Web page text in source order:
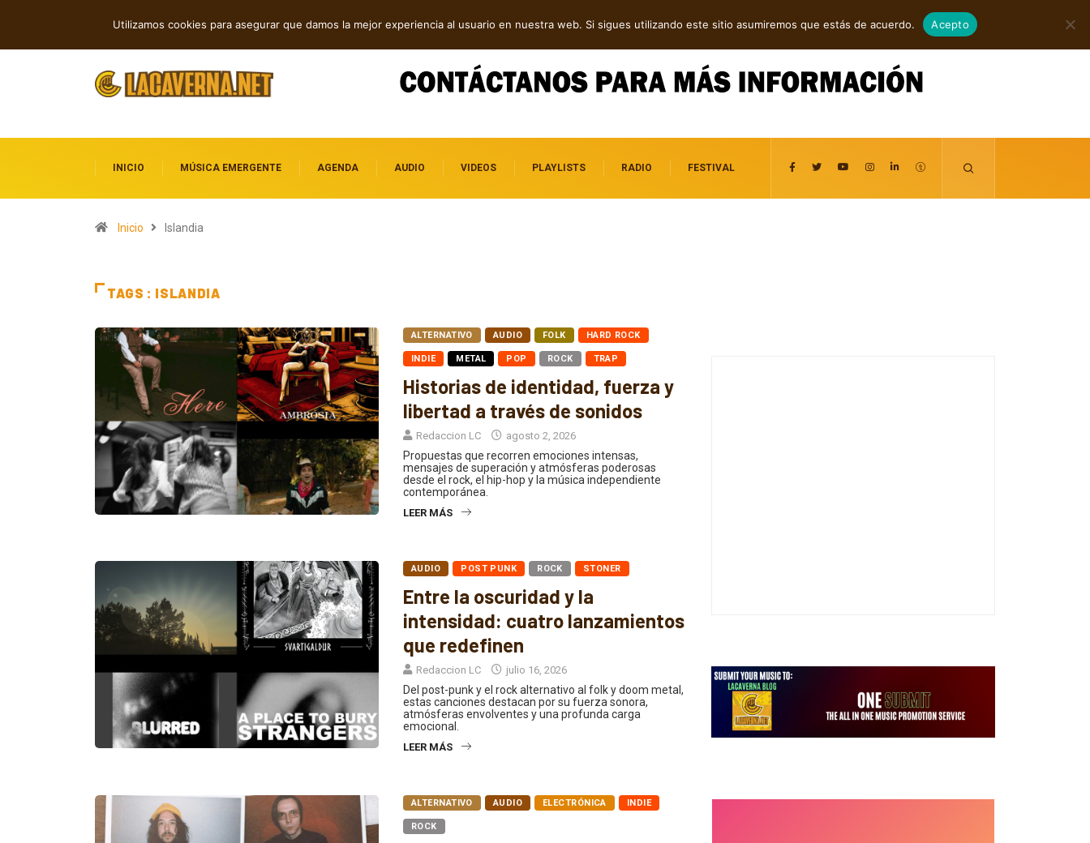
agosto 7, 2026
INICIO MÚSICA EMERGENTE AGENDA AUDIO VIDEOS PLAYLISTS RADIO FESTIVAL
Inicio Islandia
TAGS : ISLANDIA
ALTERNATIVO AUDIO FOLK HARD ROCK
INDIE METAL POP ROCK TRAP
Historias de identidad, fuerza y
libertad a través de sonidos
Redaccion LC agosto 2, 2026
Propuestas que recorren emociones intensas,
mensajes de superación y atmósferas poderosas
desde el rock, el hip-hop y la música independiente
contemporánea.
LEER MÁS
AUDIO POST PUNK ROCK STONER
Entre la oscuridad y la
intensidad: cuatro lanzamientos
que redefinen
Redaccion LC julio 16, 2026
Del post-punk y el rock alternativo al folk y doom metal,
estas canciones destacan por su fuerza sonora,
atmósferas envolventes y una profunda carga
emocional.
LEER MÁS
ALTERNATIVO AUDIO ELECTRÓNICA INDIE
ROCK
Utilizamos cookies para asegurar que damos la mejor experiencia al usuario en nuestra web. Si sigues utilizando este sitio asumiremos que estás de acuerdo. Acepto